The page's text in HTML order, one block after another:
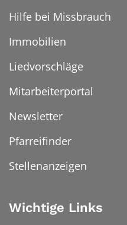
Hilfe bei Missbrauch
Immobilien
Liedvorschläge
Mitarbeiterportal
Newsletter
Pfarreifinder
Stellenanzeigen
Wichtige Links